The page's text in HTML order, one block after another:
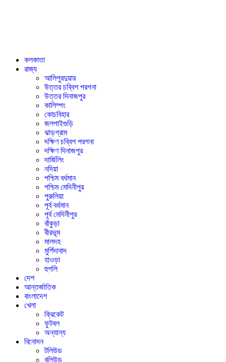
কলকাতা
রাজ্য
আলিপুরদুয়ার
উত্তর চব্বিশ পরগনা
উত্তর দিনাজপুর
কালিম্পং
কোচবিহার
জলপাইগুড়ি
ঝাড়গ্রাম
দক্ষিণ চব্বিশ পরগনা
দক্ষিণ দিনাজপুর
দার্জিলিং
নদিয়া
পশ্চিম বর্ধমান
পশ্চিম মেদিনীপুর
পুরুলিয়া
পূর্ব বর্ধমান
পূর্ব মেদিনীপুর
বাঁকুড়া
বীরভূম
মালদহ
মুর্শিদাবাদ
হাওড়া
হুগলি
দেশ
আন্তর্জাতিক
বাংলাদেশ
খেলা
ক্রিকেট
ফুটবল
অন্যান্য
বিনোদন
টলিউড
বলিউড